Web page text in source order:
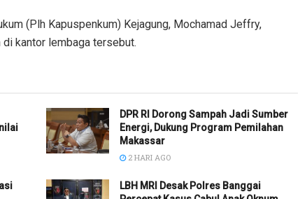
(Plh Kapuspenkum) Kejagung, Mochamad Jeffry,
kantor lembaga tersebut.
DPR RI Dorong Sampah Jadi Sumber
Energi, Dukung Program Pemilahan
Makassar
2 HARI AGO
LBH MRI Desak Polres Banggai